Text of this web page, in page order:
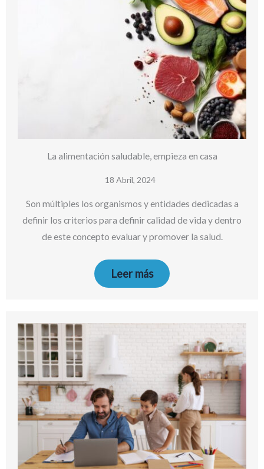
La alimentación saludable, empieza en casa
18 Abril, 2024
Son múltiples los organismos y entidades dedicadas a
definir los criterios para definir calidad de vida y dentro
de este concepto evaluar y promover la salud.
Leer más